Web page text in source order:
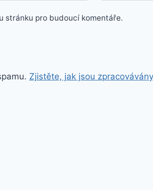
stránku pro budoucí komentáře.
Zjistěte, jak jsou